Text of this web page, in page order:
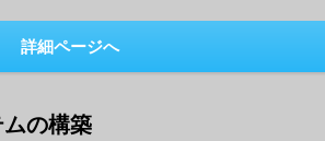
詳細ページへ
の構築